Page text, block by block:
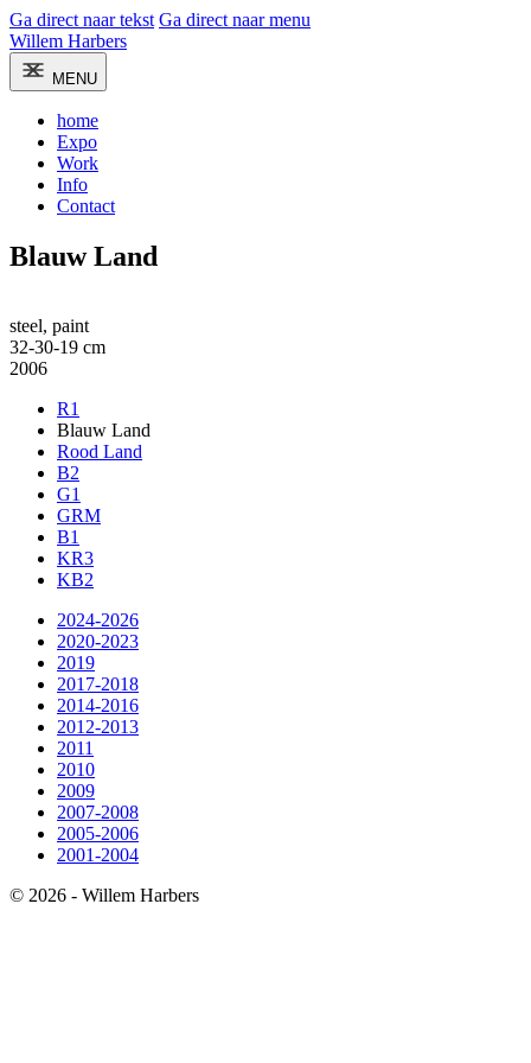
Ga direct naar tekst Ga direct naar menu
Willem Harbers
MENU
home
Expo
Work
Info
Contact
Blauw Land
steel, paint
32-30-19 cm
2006
R1
Blauw Land
Rood Land
B2
G1
GRM
B1
KR3
KB2
2024-2026
2020-2023
2019
2017-2018
2014-2016
2012-2013
2011
2010
2009
2007-2008
2005-2006
2001-2004
© 2026 - Willem Harbers